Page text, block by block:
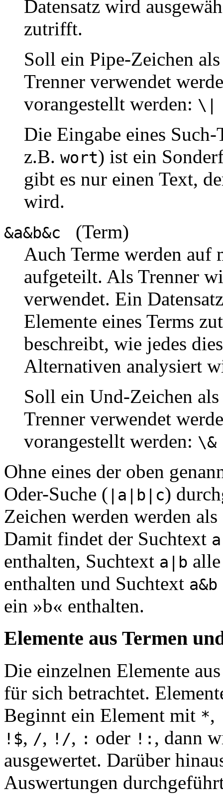
Datensatz wird
zutrifft.
Soll ein Pipe-Zeichen
Trenner verwendet
vorangestellt werden: \|
Die Eingabe eines
z.B. wort) ist ein
gibt es nur einen Text,
wird.
&a&b&c
(Term)
Auch Terme werden auf
aufgeteilt. Als Trenner
verwendet. Ein
Elemente eines Terms
beschreibt, wie jedes
Alternativen analysiert
Soll ein Und-Zeichen
Trenner verwendet
vorangestellt werden: \&
Ohne eines der oben
Oder-Suche ( |a|b|c)
Zeichen werden werden
Damit findet der Suchtext a
enthalten, Suchtext a|b
enthalten und Suchtext a&b
ein »b« enthalten.
Elemente aus Termen
Die einzelnen Elemente
für sich betrachtet.
Beginnt ein Element mit *,
!$, /, !/, : oder !: , dann
ausgewertet. Darüber
Auswertungen